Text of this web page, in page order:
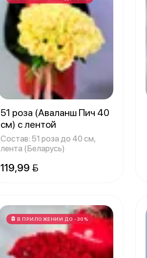
51 роза (Аваланш Пич 40
см) с лентой
Состав: 51 роза до 40 см,
лента (Беларусь)
119,99 
В ПРИЛОЖЕНИИ ДО -30%